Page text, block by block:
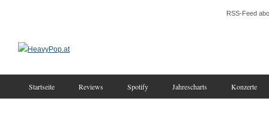
RSS-Feed
Startseite Reviews Spotify Jahrescharts Konzerte